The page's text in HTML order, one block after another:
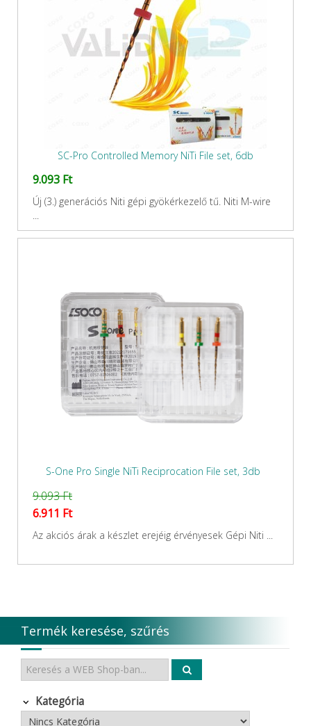
SC-Pro Controlled Memory NiTi File set, 6db
9.093 Ft
Új (3.) generációs Niti gépi gyökérkezelő tű. Niti M-wire
...
S-One Pro Single NiTi Reciprocation File set, 3db
9.093 Ft
6.911 Ft
Az akciós árak a készlet erejéig érvényesek Gépi Niti ...
Termék keresése, szűrés
Kategória